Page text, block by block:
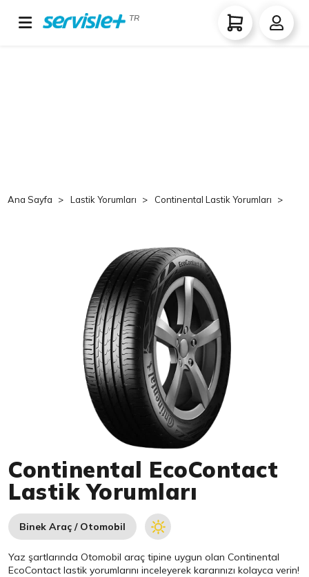
TR
Ana Sayfa Lastik Yorumları Continental Lastik Yorumları
Continental EcoContact
Lastik Yorumları
Binek Araç / Otomobil
Yaz şartlarında Otomobil araç tipine uygun olanContinental
EcoContact lastik yorumlarını inceleyerek kararınızı kolayca verin!